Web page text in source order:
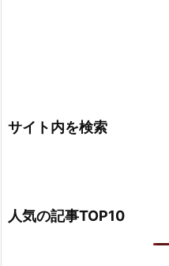
サイト内を検索
人気の記事TOP10